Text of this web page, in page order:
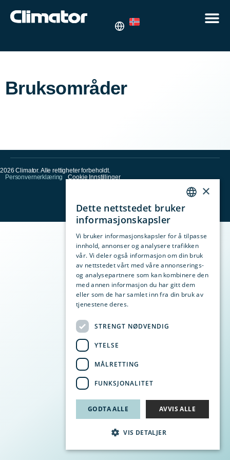
Bruksområder
2026 Climator. Alle rettigheter forbeholdt.
Personvernerklæring
Cookie Innstillinger
ENGLISH
NORWEGIAN
×
Dette nettstedet bruker
informasjonskapsler
Vi bruker informasjonskapsler for å tilpasse
innhold, annonser og analysere trafikken
vår. Vi deler også informasjon om din bruk
av nettstedet vårt med våre annonserings-
og analysepartnere som kan kombinere den
med annen informasjon du har gitt dem
eller som de har samlet inn fra din bruk av
tjenestene deres.
STRENGT NØDVENDIG
YTELSE
MÅLRETTING
FUNKSJONALITET
GODTA ALLE AVVIS ALLE
VIS DETALJER